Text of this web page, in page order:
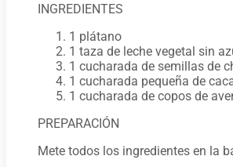
INGREDIENTES
1 plátano
1 taza de leche vegetal sin
1 cucharada de semillas de
1 cucharada pequeña de
1 cucharada de copos de
PREPARACIÓN
Mete todos los ingredientes en la